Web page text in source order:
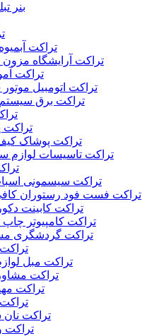
بنر
تراکت
تراکت آرایشگاه
تراکت
تراکت اتومبیل
تراکت برق سیستم
تراکت پوشاک
تراکت تاسیسات لوازم
تراکت سیسمونی
تراکت فست فود رستوران
تراکت کابینت
تراکت کامپیوتر چاپ
تراکت گردشگری
تراکت
تراکت مبل
تراکت
تراکت
تراکت نان